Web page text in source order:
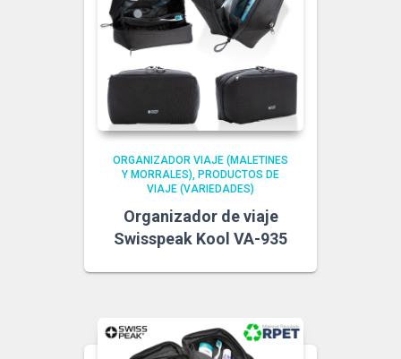
ORGANIZADOR VIAJE (MALETINES
Y MORRALES) PRODUCTOS DE
VIAJE (VARIEDADES)
Organizador de viaje
Swisspeak Kool VA-935